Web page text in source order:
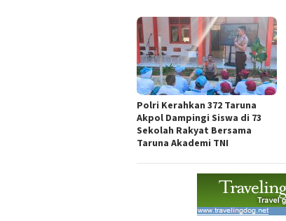
Polri Kerahkan 372 Taruna
Akpol Dampingi Siswa di 73
Sekolah Rakyat Bersama
Taruna Akademi TNI